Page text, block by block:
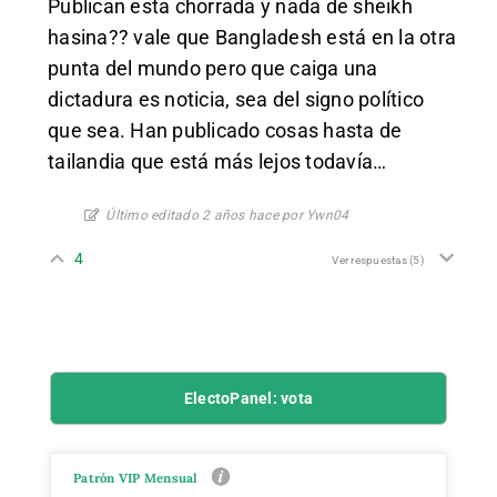
Publican esta chorrada y nada de sheikh
hasina?? vale que Bangladesh está en la otra
punta del mundo pero que caiga una
dictadura es noticia, sea del signo político
que sea. Han publicado cosas hasta de
tailandia que está más lejos todavía…
Último editado 2 años hace por Ywn04
4 Ver respuestas(5)
ElectoPanel: vota
Patrón VIP Mensual